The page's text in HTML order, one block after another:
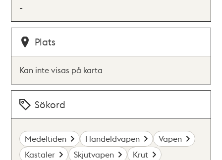
-
Plats
Kan inte visas på karta
Sökord
Medeltiden Handeldvapen
Vapen
Kastaler
Skjutvapen Krut